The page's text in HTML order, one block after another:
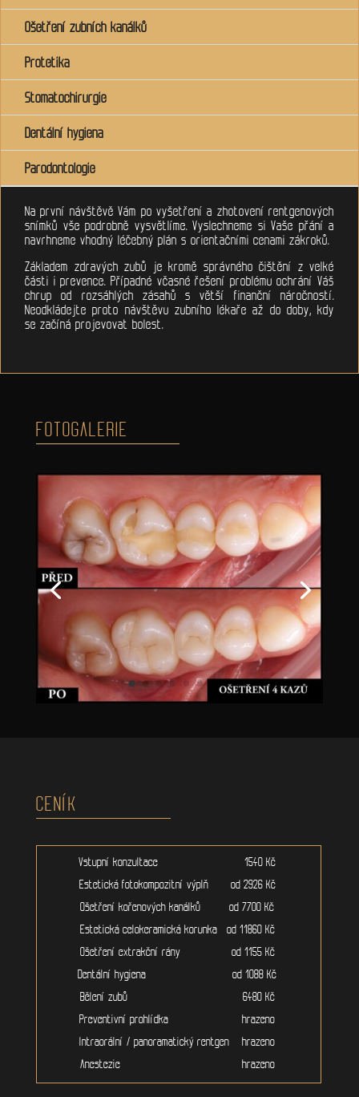
Ošetření zubních kanálků
Protetika
Stomatochirurgie
Dentální hygiena
Parodontologie
Na první návštěvě Vám po vyšetření a zhotovení rentgenových
snímků vše podrobně vysvětlíme. Vyslechneme si Vaše přání a
navrhneme vhodný léčebný plán s orientačními cenami zákroků.
Základem zdravých zubů je kromě správného čištění z velké
části i prevence. Případné včasné řešení problému ochrání Váš
chrup od rozsáhlých zásahů s větší finanční náročností.
Neodkládejte proto návštěvu zubního lékaře až do doby, kdy
se začíná projevovat bolest.
FOTOGALERIE
CENÍK
Vstupní konzultace 1540 Kč
Estetická fotokompozitní výplň od 2926 Kč
Ošetření kořenových kanálků od 7700 Kč
Estetická celokeramická korunka od 11860 Kč
Ošetření extrakční rány od 1155 Kč
Dentální hygiena od 1088 Kč
Bělení zubů 6480 Kč
Preventivní prohlídka hrazeno
Intraorální / panoramatický rentgen hrazeno
Anestezie hrazeno